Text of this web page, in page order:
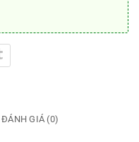
ĐÁNH GIÁ (0)